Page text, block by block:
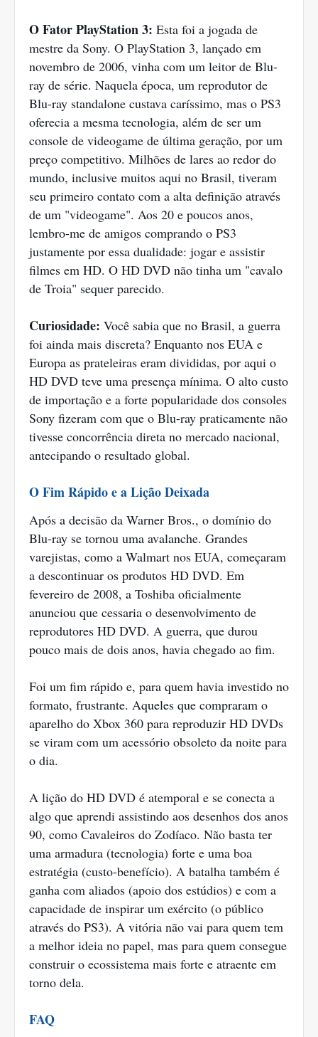
O Fator PlayStation 3: Esta foi a jogada de
mestre da Sony. O PlayStation 3, lançado em
novembro de 2006, vinha com um leitor de Blu-
ray de série. Naquela época, um reprodutor de
Blu-ray standalone custava caríssimo, mas o PS3
oferecia a mesma tecnologia, além de ser um
console de videogame de última geração, por um
preço competitivo. Milhões de lares ao redor do
mundo, inclusive muitos aqui no Brasil, tiveram
seu primeiro contato com a alta definição através
de um "videogame". Aos 20 e poucos anos,
lembro-me de amigos comprando o PS3
justamente por essa dualidade: jogar e assistir
filmes em HD. O HD DVD não tinha um "cavalo
de Troia" sequer parecido.
Curiosidade: Você sabia que no Brasil, a guerra
foi ainda mais discreta? Enquanto nos EUA e
Europa as prateleiras eram divididas, por aqui o
HD DVD teve uma presença mínima. O alto custo
de importação e a forte popularidade dos consoles
Sony fizeram com que o Blu-ray praticamente não
tivesse concorrência direta no mercado nacional,
antecipando o resultado global.
O Fim Rápido e a Lição Deixada
Após a decisão da Warner Bros., o domínio do
Blu-ray se tornou uma avalanche. Grandes
varejistas, como a Walmart nos EUA, começaram
a descontinuar os produtos HD DVD. Em
fevereiro de 2008, a Toshiba oficialmente
anunciou que cessaria o desenvolvimento de
reprodutores HD DVD. A guerra, que durou
pouco mais de dois anos, havia chegado ao fim.
Foi um fim rápido e, para quem havia investido no
formato, frustrante. Aqueles que compraram o
aparelho do Xbox 360 para reproduzir HD DVDs
se viram com um acessório obsoleto da noite para
o dia.
A lição do HD DVD é atemporal e se conecta a
algo que aprendi assistindo aos desenhos dos anos
90, como Cavaleiros do Zodíaco. Não basta ter
uma armadura (tecnologia) forte e uma boa
estratégia (custo-benefício). A batalha também é
ganha com aliados (apoio dos estúdios) e com a
capacidade de inspirar um exército (o público
através do PS3). A vitória não vai para quem tem
a melhor ideia no papel, mas para quem consegue
construir o ecossistema mais forte e atraente em
torno dela.
FAQ